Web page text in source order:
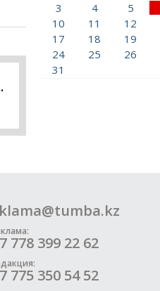
3
4 5
10
11 12
17
18 19
24
25 26
31
778 399 22 62
775 350 54 52